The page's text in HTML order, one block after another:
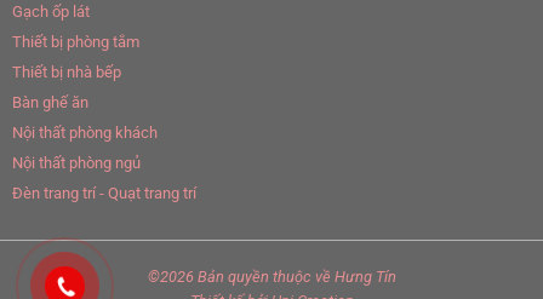
Gạch ốp lát
Thiết bị phòng tắm
Thiết bị nhà bếp
Bàn ghế ăn
Nội thất phòng khách
Nội thất phòng ngủ
Đèn trang trí - Quạt trang trí
©2026 Bản quyền thuộc về Hưng Tín